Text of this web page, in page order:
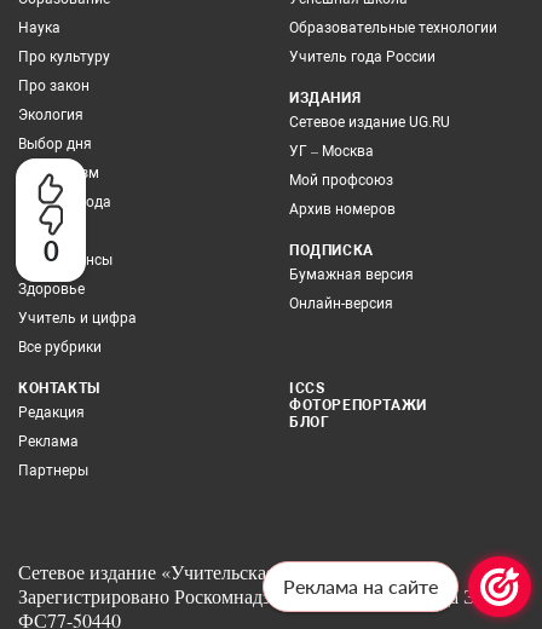
0
Наука
Про культуру
Про закон
Экология
Выбор дня
Про туризм
Учитель года
Грамотей
Про финансы
Здоровье
Учитель и цифра
Все рубрики
Образовательные технологии
Учитель года России
ИЗДАНИЯ
Сетевое издание UG.RU
УГ – Москва
Мой профсоюз
Архив номеров
ПОДПИСКА
Бумажная версия
Онлайн-версия
КОНТАКТЫ
Редакция
Реклама
Партнеры
ICCS
ФОТОРЕПОРТАЖИ
БЛОГ
Сетевое издание «Учительская газета» 12+
Зарегистрировано Роскомнадзором 6 июля 2012 года Эл No.
ФС77-50440
Реклама на сайте